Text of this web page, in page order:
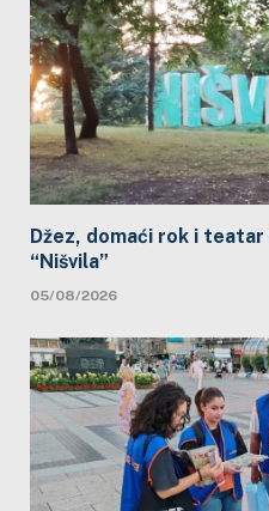
Džez, domaći rok i
“Nišvila”
05/08/2026